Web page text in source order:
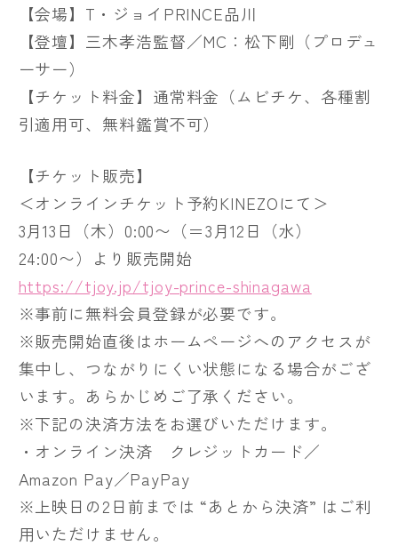
【会場】T・ジョイPRINCE品川
【登壇】三木孝浩監督／MC：松下剛（プロデュ
ーサー）
【チケット料金】通常料金（ムビチケ、各種割
引適用可、無料鑑賞不可）
【チケット販売】
＜オンラインチケット予約KINEZOにて＞
3月13日（木）0:00〜（＝3月12日（水）
24:00〜）より販売開始
https://tjoy.jp/tjoy-prince-shinagawa
※事前に無料会員登録が必要です。
※販売開始直後はホームページへのアクセスが
集中し、つながりにくい状態になる場合がござ
います。あらかじめご了承ください。
※下記の決済方法をお選びいただけます。
・オンライン決済 クレジットカード／
Amazon Pay／PayPay
※上映日の2日前までは “あとから決済” はご利
用いただけません。